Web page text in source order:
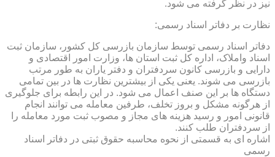
نیز در نظر گرفته می شود.
نظارت بر دفاتر اسناد رسمی:
دفاتر اسناد رسمی توسط سازمان بازرسی کل کشور، سازمان ثبت
اسناد واملاک، اداره کل ثبت استان ها، وزارت امور اقتصادی و
دارایی و بازرسی کانون سردفتران و دفتر یاران به طور مرتب
بازرسی می شوند. یعنی یکی از بیشترین نظارت ها در بین تمامی
دستگاه ها بر این صنف اعمال می شود. در این رابطه برای جلوگیری
از هرگونه مشکل و بروز تخلف، طرفین معامله می توانند انجام
قانونی امور و رسید هزینه های مجاز و مصوب ثبت مورد معامله را
از سردفتران طلب کنند.
اشاره ای به قسمتی از نحوه محاسبه حقوق ثبتی در دفاتر اسناد
رسمی